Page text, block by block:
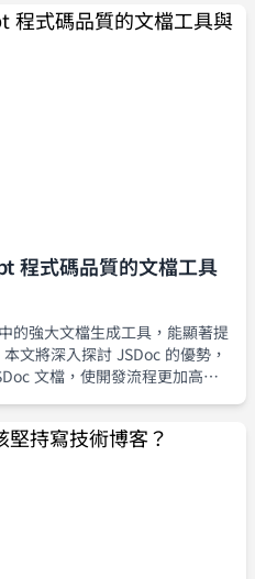
程式碼品質的文檔工具
的強大文檔生成工具，能顯著提
文將深入探討 JSDoc 的優勢，
文檔，使開發流程更加高